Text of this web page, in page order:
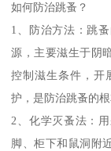
如何防治跳蚤？
1、防治方法：跳
源，主要滋生于阴
控制滋生条件，开
护，是防治跳蚤的根
2、化学灭蚤法：
脚、柜下和鼠洞附